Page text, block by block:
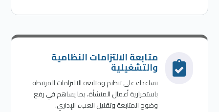

متابعة الالتزامات النظامية
والتشغيلية
نساعدك على تنظيم ومتابعة الالتزامات المرتبطة
باستمرارية أعمال المنشأة، بما يساهم في رفع
وضوح المتابعة وتقليل العبء الإداري.